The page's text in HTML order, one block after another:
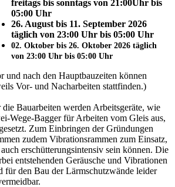
freitags bis sonntags von 21:00Uhr bis
05:00 Uhr
26. August bis 11. September 2026
täglich von 23:00 Uhr bis 05:00 Uhr
02. Oktober bis 26. Oktober 2026 täglich
von 23:00 Uhr bis 05:00 Uhr
und nach den Hauptbauzeiten können
Vor- und Nacharbeiten stattfinden.)
die Bauarbeiten werden Arbeitsgeräte, wie
Wege-Bagger für Arbeiten vom Gleis aus,
Zum Einbringen der Gründungen
zudem Vibrationsrammen zum Einsatz,
erschütterungsintensiv sein können. Die
entstehenden Geräusche und Vibrationen
für den Bau der Lärmschutzwände leider